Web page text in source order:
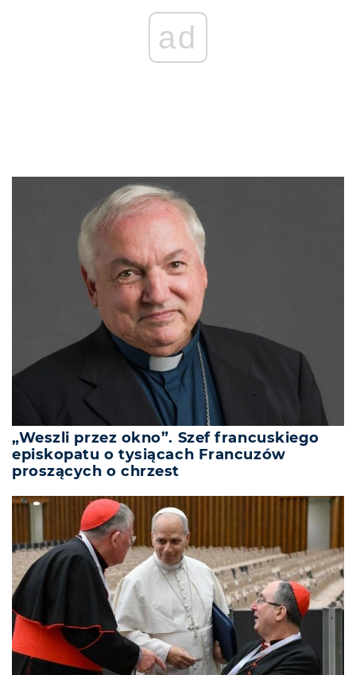
„Weszli przez okno”. Szef francuskiego
episkopatu o tysiącach Francuzów
proszących o chrzest